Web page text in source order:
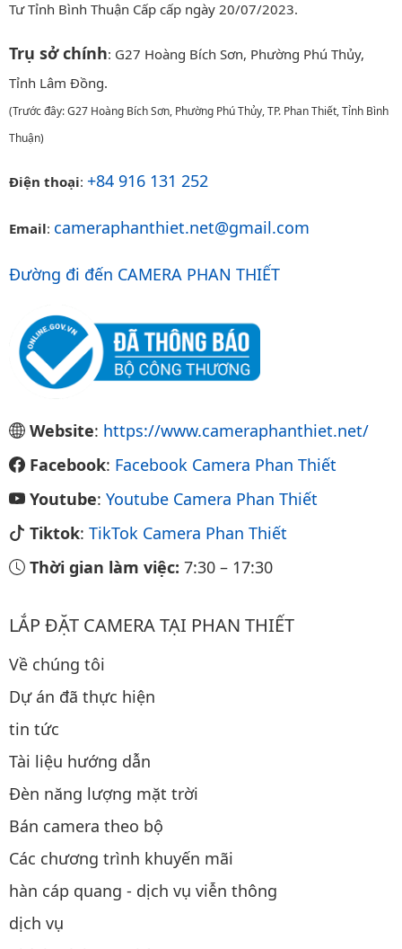
Tư Tỉnh Bình Thuận Cấp cấp ngày 20/07/2023.
Trụ sở chính: G27 Hoàng Bích Sơn, Phường Phú Thủy,
Tỉnh Lâm Đồng.
(Trước đây: G27 Hoàng Bích Sơn, Phường Phú Thủy, TP. Phan Thiết, Tỉnh Bình
Thuận)
Điện thoại: +84 916 131 252
Email: cameraphanthiet.net@gmail.com
Đường đi đến CAMERA PHAN THIẾT
Website: https://www.cameraphanthiet.net/
Facebook: Facebook Camera Phan Thiết
Youtube: Youtube Camera Phan Thiết
Tiktok: TikTok Camera Phan Thiết
Thời gian làm việc: 7:30 – 17:30
LẮP ĐẶT CAMERA TẠI PHAN THIẾT
Về chúng tôi
Dự án đã thực hiện
tin tức
Tài liệu hướng dẫn
Đèn năng lượng mặt trời
Bán camera theo bộ
Các chương trình khuyến mãi
hàn cáp quang - dịch vụ viễn thông
dịch vụ